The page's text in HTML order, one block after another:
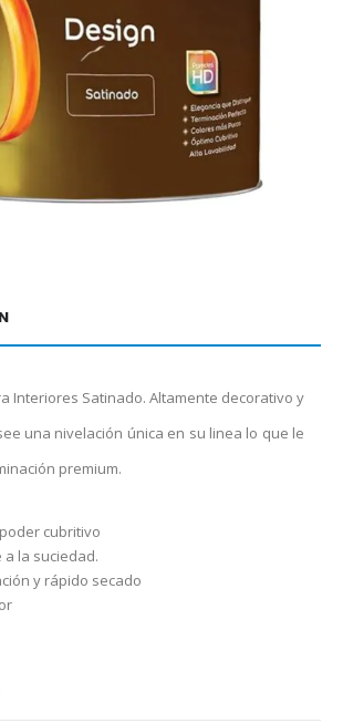
Interiores Satinado. Altamente decorativo y
una nivelación única en su linea lo que le
premium.
cubritivo
a la suciedad.
y rápido secado